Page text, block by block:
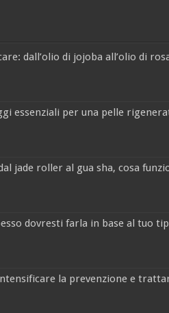
dall’olio di jojoba all’olio di
essenziali per una pelle
jade roller al gua sha, cosa
dovresti farla in base al tuo
la prevenzione e